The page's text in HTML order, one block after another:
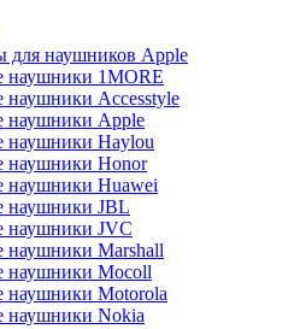
для наушников Apple
наушники 1MORE
наушники Accesstyle
наушники Apple
наушники Haylou
наушники Honor
наушники Huawei
наушники JBL
наушники JVC
наушники Marshall
наушники Mocoll
наушники Motorola
наушники Nokia